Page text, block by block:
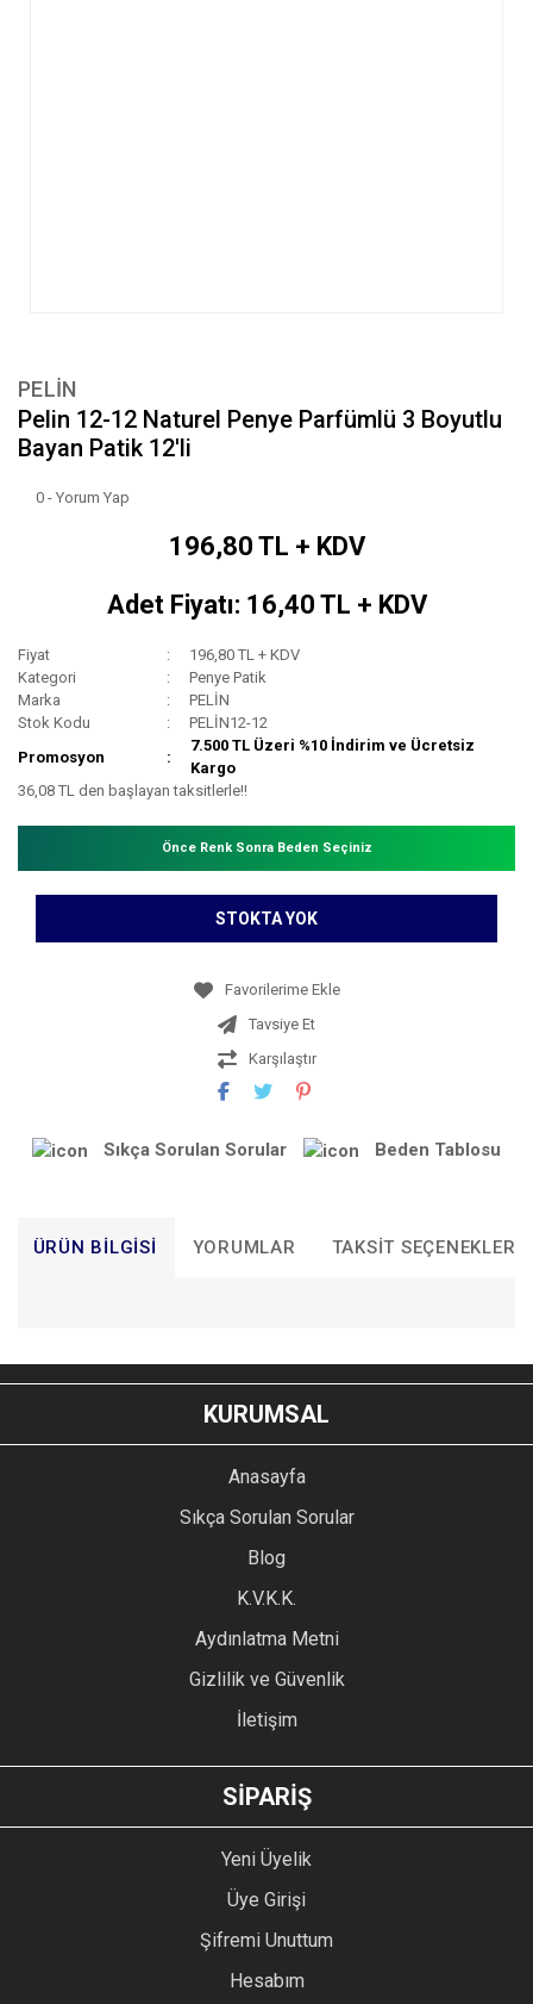
PELİN
Pelin 12-12 Naturel Penye Parfümlü 3 Boyutlu
Bayan Patik 12'li
0 - Yorum Yap
196,80 TL + KDV
Adet Fiyatı: 16,40 TL + KDV
Fiyat
196,80 TL + KDV
Kategori
Penye Patik
Marka
PELİN
Stok Kodu
PELİN12-12
Promosyon
7.500 TL Üzeri %10 İndirim ve Ücretsiz
Kargo
36,08 TL den başlayan taksitlerle!!
Önce Renk Sonra Beden Seçiniz
STOKTA YOK
Tavsiye Et
Karşılaştır
Sıkça Sorulan Sorular Beden Tablosu
ÜRÜN BILGISI YORUMLAR TAKSIT SEÇENEKLERI
YORUM YAZ
Bu ürünün fiyat bilgisi, resim, ürün açıklamalarında ve diğer
konularda yetersiz gördüğünüz noktaları öneri formunu
kullanarak tarafımıza iletebilirsiniz.
Ürün resmi kalitesiz, bozuk veya görüntülenemiyor.
Ürün açıklamasında eksik bilgiler bulunuyor.
Ürün bilgilerinde hatalar bulunuyor.
Ürün fiyatı diğer sitelerden daha pahalı.
GÖNDER
KURUMSAL
Anasayfa
Sıkça Sorulan Sorular
Blog
K.V.K.K.
Aydınlatma Metni
Gizlilik ve Güvenlik
İletişim
SİPARİŞ
Yeni Üyelik
Üye Girişi
Şifremi Unuttum
Hesabım